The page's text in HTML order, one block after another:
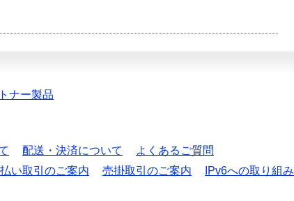
ナー製品
配送・決済について
よくあるご質問
い取引のご案内 売掛取引のご案内
IPv6への取り組み